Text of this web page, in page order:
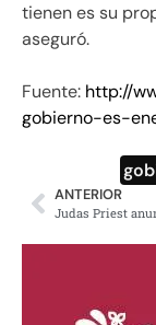
tienen es su
aseguró.
Fuente: http://
gobierno-es-
ANTERIOR